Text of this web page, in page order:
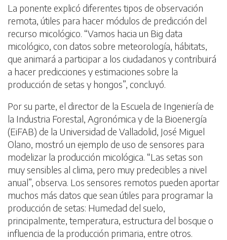
La ponente explicó diferentes tipos de observación
remota, útiles para hacer módulos de predicción del
recurso micológico. “Vamos hacia un Big data
micológico, con datos sobre meteorología, hábitats,
que animará a participar a los ciudadanos y contribuirá
a hacer predicciones y estimaciones sobre la
producción de setas y hongos”, concluyó.
Por su parte, el director de la Escuela de Ingeniería de
la Industria Forestal, Agronómica y de la Bioenergía
(EiFAB) de la Universidad de Valladolid, José Miguel
Olano, mostró un ejemplo de uso de sensores para
modelizar la producción micológica. “Las setas son
muy sensibles al clima, pero muy predecibles a nivel
anual”, observa. Los sensores remotos pueden aportar
muchos más datos que sean útiles para programar la
producción de setas: Humedad del suelo,
principalmente, temperatura, estructura del bosque o
influencia de la producción primaria, entre otros.